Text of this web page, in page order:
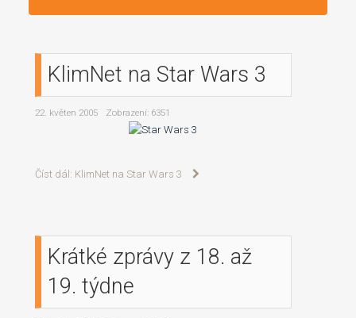
KlimNet na Star Wars 3
22. květen 2005 Zobrazení: 6351
Číst dál: KlimNet na Star Wars 3
Krátké zprávy z 18. až
19. týdne